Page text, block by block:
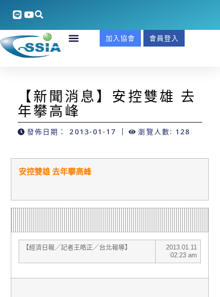
加入協會 會員登入
【新聞消息】安控雙雄 去
年攀高峰
發佈日期： 2013-01-17 瀏覽人數: 128
安控雙雄 去年攀高峰
【經濟日報╱記者王皓正／台北報導】
2013.01.11
02:23 am